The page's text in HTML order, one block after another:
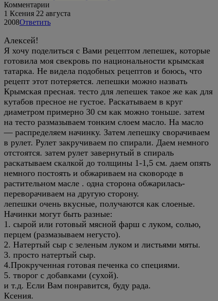
Комментарии
1 Ксения 22 августа
2008Ответить
Алексей!
Я хочу поделиться с Вами рецептом лепешек, которые
готовила моя свекровь по национальности крымская
татарка. Не видела подобных рецептов и боюсь, что
рецепт этот потеряется. лепешки можно назвать
Крымская пресная. тесто для лепешек такое же как для
кутабов пресное не густое. Раскатываем в круг
диаметром примерно 30 см как можно тоньше. затем
на тесто размазываем тонким слоем масло. На масло
— распределяем начинку. Затем лепешку сворачиваем
в рулет. Рулет закручиваем по спирали. Даем немного
отстоятся. затем рулет завернутый в спираль
раскатываем скалкой до толщины 1-1,5 см. даем опять
немного постоять и обжариваем на сковороде в
растительном масле . одна сторона обжарилась-
переворачиваем на другую сторону.
лепешки очень вкусные, получаются как слоеные.
Начинки могут быть разные:
1. сырой или готовый мясной фарш с луком, солью,
перцем (размазываем негусто).
2. Натертый сыр с зеленым луком и листьями мяты.
3. просто натертый сыр.
4.Прокрученная готовая печенка со специями.
5. творог с добавками (сухой).
и т.д. Если Вам понравится, буду рада.
Ксения.